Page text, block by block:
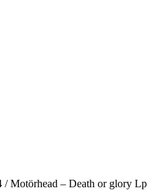
/ Motörhead – Death or glory Lp